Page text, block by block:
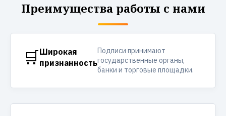
Преимущества работы с нами
🛒Широкая
признанность
Подписи принимают
государственные органы,
банки и торговые площадки.